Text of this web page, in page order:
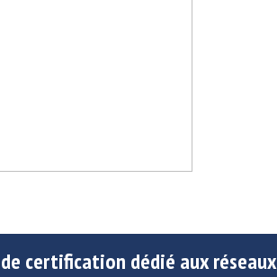
certification dédié aux réseaux